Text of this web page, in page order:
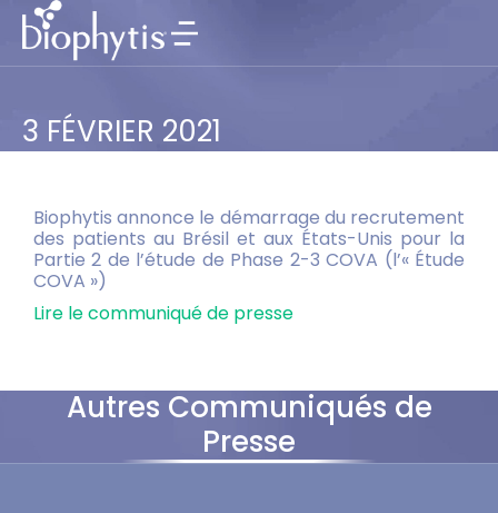
3 FÉVRIER 2021
Biophytis annonce le démarrage du recrutement
des patients au Brésil et aux États-Unis pour la
Partie 2 de l’étude de Phase 2-3 COVA (l’« Étude
COVA »)
Lire le communiqué de presse
Autres Communiqués de
Presse